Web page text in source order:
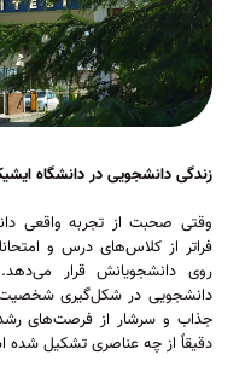
زندگی دانشجویی در دانشگاه
وقتی صحبت از تجربه واقعی
فراتر از کلاس‌های درس و
روی دانشجویانش قرار
دانشجویی در شکل‌گیری شخصیت
جذاب و سرشار از فرصت‌های
دقیقاً از چه عناصری تشکیل شده